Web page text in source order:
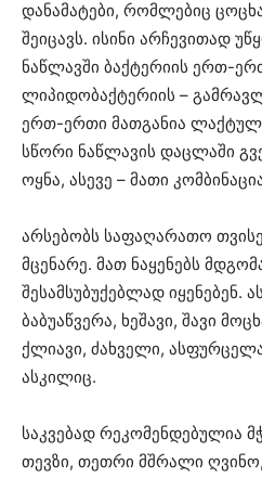
დანამატები, რომლებიც
შეიცავს. ისინი არჩევითად
ნაწლავში ბაქტერიის ერთ-
ლიპიდობაქტერიის –
ერთ-ერთი მათგანია
სწორი ნაწლავის დაცლაში
ოყნა, ასევე – მათი
არსებობს საფაღარათო
მცენარე. მათ ნაყენებს
შესამსუბუქებლად იყენებენ.
ბაბუაწვერა, ხეშავი, შავი
ქლიავი, ძახველი,
ასკილიც.
საკვებად რეკომენდებულია
თევზი, თეთრი მშრალი